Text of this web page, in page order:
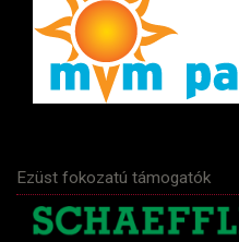
Ezüst fokozatú támogatók